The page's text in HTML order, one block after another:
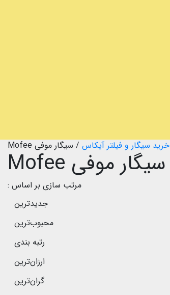
خرید سیگار و فیلتر آیکاس / سیگار موفی Mofee
سیگار موفی Mofee
مرتب سازی بر اساس :
جدیدترین
محبوب‌ترین
رتبه بندی
ارزان‌ترین
گران‌ترین